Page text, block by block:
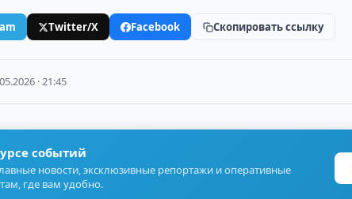
Twitter/X Facebook Скопировать ссылку
· 21:45
событий
новости, эксклюзивные репортажи и оперативные
где вам удобно.